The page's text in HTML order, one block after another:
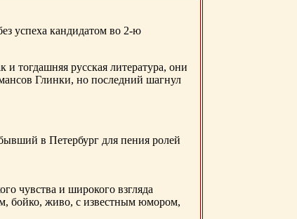
успеха кандидатом во 2-ю
тогдашняя русская литература, они
Глинки, но последний шагнул
в Петербург для пения ролей
чувства и широкого взгляда
бойко, живо, с известным юмором,